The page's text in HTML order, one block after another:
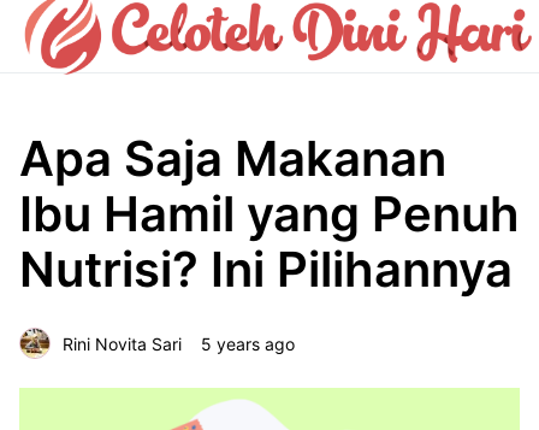
Apa Saja Makanan
Ibu Hamil yang Penuh
Nutrisi? Ini Pilihannya
Rini Novita Sari 5 years ago